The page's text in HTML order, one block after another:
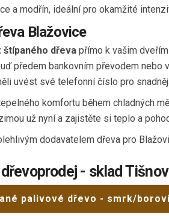
a modřín, ideální pro okamžité
Blažovice
štípaného dřeva přímo k vašim
předem bankovním převodem
uvést své telefonní číslo pro
komfortu během chladných
už nyní a zajistěte si teplo a
dodavatelem dřeva pro
- sklad
palivové dřevo - smrk/